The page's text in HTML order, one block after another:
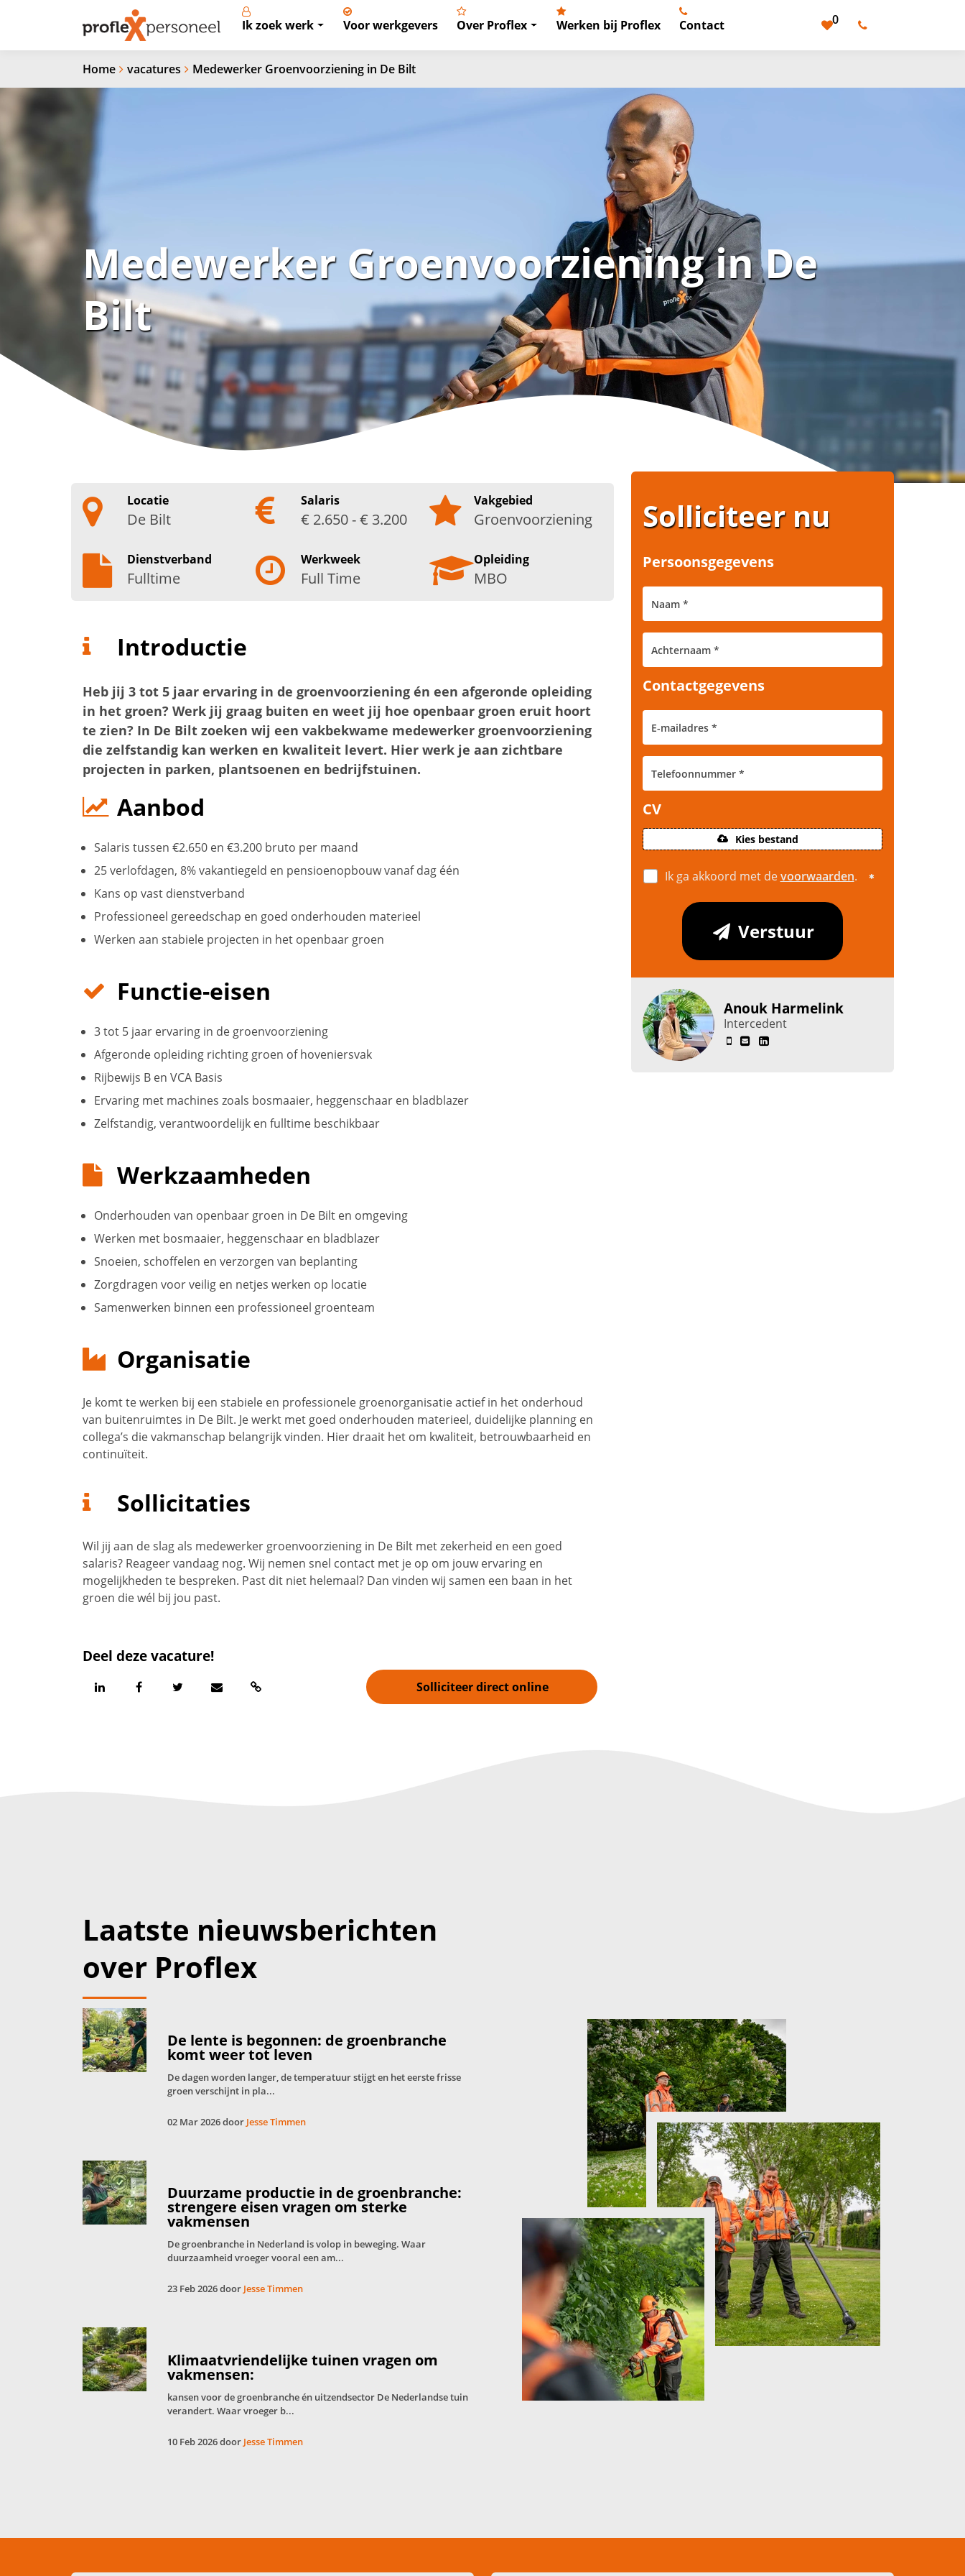
Ik zoek werk Voor werkgevers Over Proflex Werken bij Proflex Contact 0
Home vacatures Medewerker Groenvoorziening in De Bilt
Medewerker Groenvoorziening in De
Bilt
Locatie
De Bilt
Salaris
€ 2.650 - € 3.200
Vakgebied
Groenvoorziening
Dienstverband
Fulltime
Werkweek
Full Time
Opleiding
MBO
Introductie
Heb jij 3 tot 5 jaar ervaring in de groenvoorziening én een afgeronde opleiding
in het groen? Werk jij graag buiten en weet jij hoe openbaar groen eruit hoort
te zien? In De Bilt zoeken wij een vakbekwame medewerker groenvoorziening
die zelfstandig kan werken en kwaliteit levert. Hier werk je aan zichtbare
projecten in parken, plantsoenen en bedrijfstuinen.
Aanbod
Salaris tussen €2.650 en €3.200 bruto per maand
25 verlofdagen, 8% vakantiegeld en pensioenopbouw vanaf dag één
Kans op vast dienstverband
Professioneel gereedschap en goed onderhouden materieel
Werken aan stabiele projecten in het openbaar groen
Functie-eisen
3 tot 5 jaar ervaring in de groenvoorziening
Afgeronde opleiding richting groen of hoveniersvak
Rijbewijs B en VCA Basis
Ervaring met machines zoals bosmaaier, heggenschaar en bladblazer
Zelfstandig, verantwoordelijk en fulltime beschikbaar
Werkzaamheden
Onderhouden van openbaar groen in De Bilt en omgeving
Werken met bosmaaier, heggenschaar en bladblazer
Snoeien, schoffelen en verzorgen van beplanting
Zorgdragen voor veilig en netjes werken op locatie
Samenwerken binnen een professioneel groenteam
Organisatie
Je komt te werken bij een stabiele en professionele groenorganisatie actief in het onderhoud
van buitenruimtes in De Bilt. Je werkt met goed onderhouden materieel, duidelijke planning en
collega’s die vakmanschap belangrijk vinden. Hier draait het om kwaliteit, betrouwbaarheid en
continuïteit.
Sollicitaties
Wil jij aan de slag als medewerker groenvoorziening in De Bilt met zekerheid en een goed
salaris? Reageer vandaag nog. Wij nemen snel contact met je op om jouw ervaring en
mogelijkheden te bespreken. Past dit niet helemaal? Dan vinden wij samen een baan in het
groen die wél bij jou past.
Deel deze vacature!
Solliciteer direct online
Anouk Harmelink
Intercedent
Solliciteer nu
Persoonsgegevens
Contactgegevens
CV
Kies bestand
Ik ga akkoord met devoorwaarden.
Verstuur
Laatste nieuwsberichten
over Proflex
De lente is begonnen: de groenbranche
komt weer tot leven
De dagen worden langer, de temperatuur stijgt en het eerste frisse
groen verschijnt in pla...
02 Mar 2026 door Jesse Timmen
Duurzame productie in de groenbranche:
strengere eisen vragen om sterke
vakmensen
De groenbranche in Nederland is volop in beweging. Waar
duurzaamheid vroeger vooral een am...
23 Feb 2026 door Jesse Timmen
Klimaatvriendelijke tuinen vragen om
vakmensen:
kansen voor de groenbranche én uitzendsector De Nederlandse tuin
verandert. Waar vroeger b...
10 Feb 2026 door Jesse Timmen